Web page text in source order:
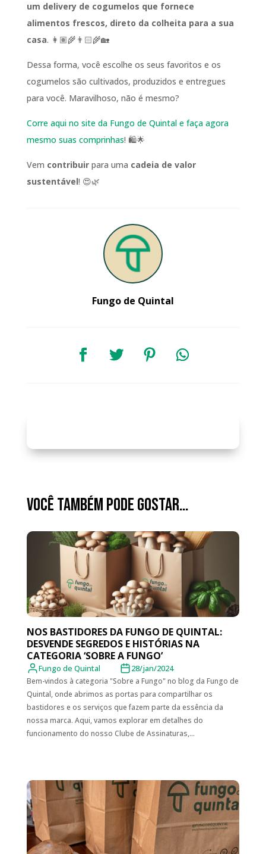
um delivery de cogumelos que fornece
alimentos frescos, direto da colheita para a sua
casa. 👩🏽‍🌾👨🏻‍🌾🏡
Dessa forma, você escolhe os seus favoritos e os
cogumelos são cultivados, produzidos e entregues
para você. Maravilhoso, não é mesmo?
Corre aqui no site da Fungo de Quintal e faça agora
mesmo suas comprinhas! 🛍️🌟
Vem contribuirpara uma cadeia de valor
sustentável! 😍🌿
Fungo de Quintal
Você também pode gostar…
NOS BASTIDORES DA FUNGO DE QUINTAL:
DESVENDE SEGREDOS E HISTÓRIAS NA
CATEGORIA ‘SOBRE A FUNGO’
Fungo de Quintal 28/jan/2024
Bem-vindos à categoria "Sobre a Fungo" no blog da Fungo de
Quintal, onde abrimos as portas para compartilhar os
bastidores e os serviços que fazem parte da essência da
nossa marca. Aqui, vamos explorar em detalhes do
funcionamento do nosso Clube de Assinaturas,...